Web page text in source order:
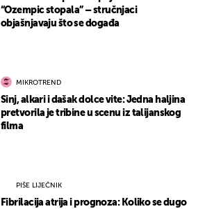
“Ozempic stopala” – stručnjaci
objašnjavaju što se događa
MIKROTREND
Sinj, alkari i dašak dolce vite: Jedna haljina
pretvorila je tribine u scenu iz talijanskog
filma
PIŠE LIJEČNIK
Fibrilacija atrija i prognoza: Koliko se dugo